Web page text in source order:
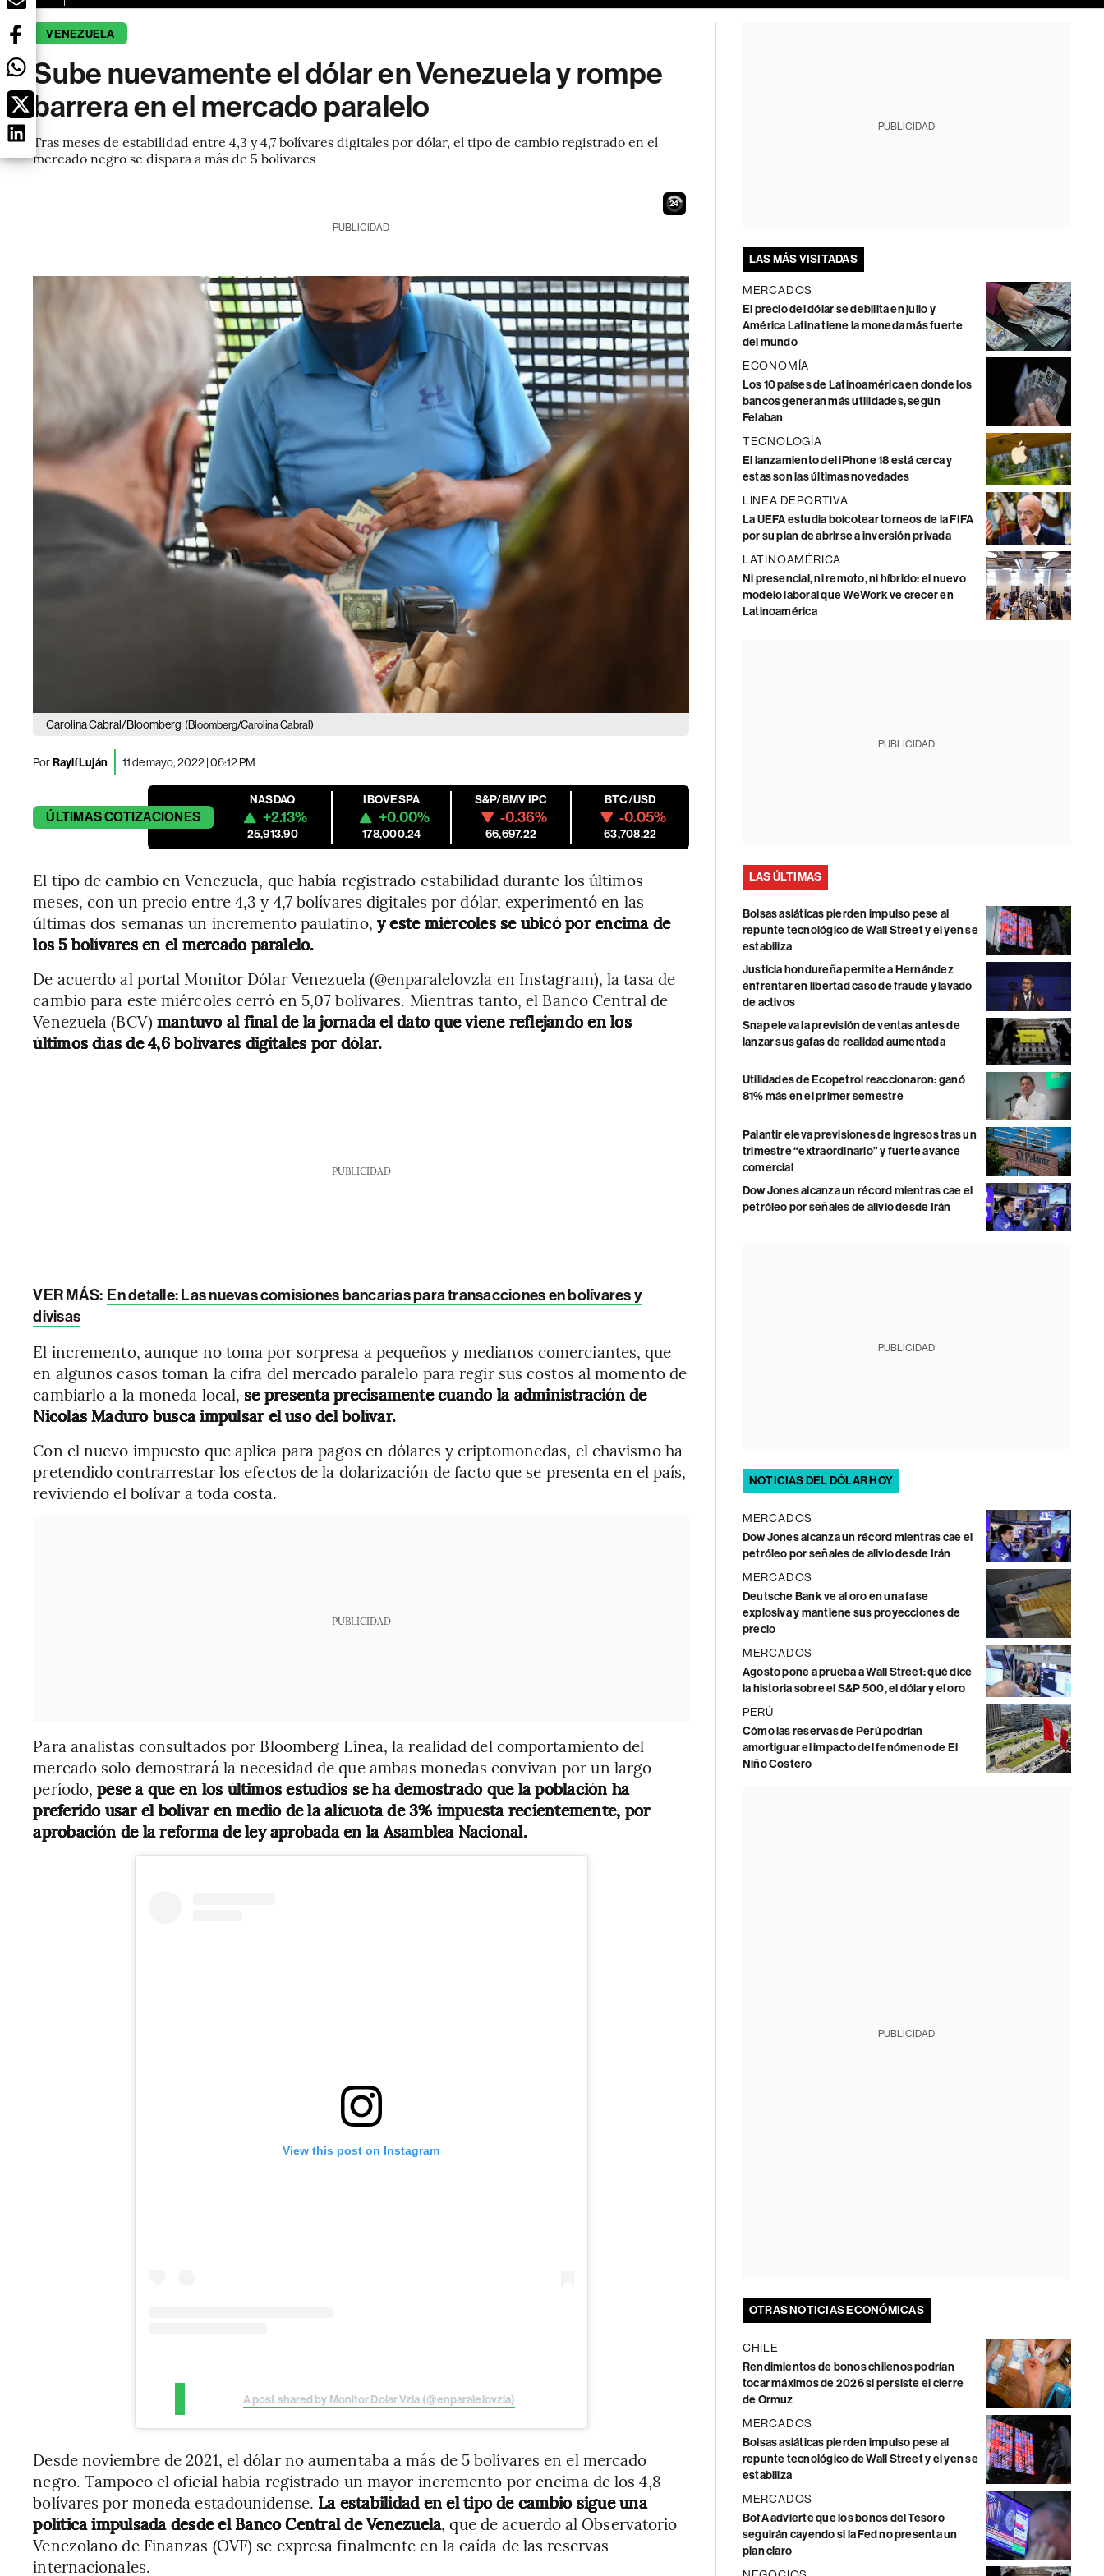
VENEZUELA
Sube nuevamente el dólar en Venezuela y rompe
barrera en el mercado paralelo
Tras meses de estabilidad entre 4,3 y 4,7 bolívares digitales por dólar, el tipo de cambio registrado en el
mercado negro se dispara a más de 5 bolívares
23
PUBLICIDAD
Carolina Cabral/Bloomberg (Bloomberg/Carolina Cabral)
PorRaylí Luján 11 de mayo, 2022 | 06:12 PM
ÚLTIMASCOTIZACIONES
NASDAQ
+2.13%
25,913.90
IBOVESPA
+0.00%
178,000.24
S&P/BMV IPC
-0.36%
66,697.22
BTC/USD
-0.05%
63,708.22
El tipo de cambio en Venezuela, que había registrado estabilidad durante los últimos
meses, con un precio entre 4,3 y 4,7 bolívares digitales por dólar, experimentó en las
últimas dos semanas un incremento paulatino, y este miércoles se ubicó por encima de
los 5 bolívares en el mercado paralelo.
De acuerdo al portal Monitor Dólar Venezuela (@enparalelovzla en Instagram), la tasa de
cambio para este miércoles cerró en 5,07 bolívares. Mientras tanto, el Banco Central de
Venezuela (BCV) mantuvo al final de la jornada el dato que viene reflejando en los
últimos días de 4,6 bolívares digitales por dólar.
PUBLICIDAD
VER MÁS: En detalle: Las nuevas comisiones bancarias para transacciones en bolívares y
divisas
El incremento, aunque no toma por sorpresa a pequeños y medianos comerciantes, que
en algunos casos toman la cifra del mercado paralelo para regir sus costos al momento de
cambiarlo a la moneda local, se presenta precisamente cuando la administración de
Nicolás Maduro busca impulsar el uso del bolívar.
Con el nuevo impuesto que aplica para pagos en dólares y criptomonedas, el chavismo ha
pretendido contrarrestar los efectos de la dolarización de facto que se presenta en el país,
reviviendo el bolívar a toda costa.
PUBLICIDAD
Para analistas consultados por Bloomberg Línea, la realidad del comportamiento del
mercado solo demostrará la necesidad de que ambas monedas convivan por un largo
período,pese a que en los últimos estudios se ha demostrado que la población ha
preferido usar el bolívar en medio de la alícuota de 3% impuesta recientemente, por
aprobación de la reforma de ley aprobada en la Asamblea Nacional.
View this post on Instagram
A post shared by Monitor Dolar Vzla (@enparalelovzla)
Desde noviembre de 2021, el dólar no aumentaba a más de 5 bolívares en el mercado
negro. Tampoco el oficial había registrado un mayor incremento por encima de los 4,8
bolívares por moneda estadounidense. La estabilidad en el tipo de cambio sigue una
política impulsada desde el Banco Central de Venezuela, que de acuerdo al Observatorio
Venezolano de Finanzas (OVF) se expresa finalmente en la caída de las reservas
internacionales.
PUBLICIDAD
LAS MÁS VISITADAS
MERCADOS
El precio del dólar se debilita en julio y
América Latina tiene la moneda más fuerte
del mundo
ECONOMÍA
Los 10 países de Latinoamérica en donde los
bancos generan más utilidades, según
Felaban
TECNOLOGÍA
El lanzamiento del iPhone 18 está cerca y
estas son las últimas novedades
LÍNEA DEPORTIVA
La UEFA estudia boicotear torneos de la FIFA
por su plan de abrirse a inversión privada
LATINOAMÉRICA
Ni presencial, ni remoto, ni híbrido: el nuevo
modelo laboral que WeWork ve crecer en
Latinoamérica
PUBLICIDAD
LAS ÚLTIMAS
Bolsas asiáticas pierden impulso pese al
repunte tecnológico de Wall Street y el yen se
estabiliza
Justicia hondureña permite a Hernández
enfrentar en libertad caso de fraude y lavado
de activos
Snap eleva la previsión de ventas antes de
lanzar sus gafas de realidad aumentada
Utilidades de Ecopetrol reaccionaron: ganó
81% más en el primer semestre
Palantir eleva previsiones de ingresos tras un
trimestre “extraordinario” y fuerte avance
comercial
Dow Jones alcanza un récord mientras cae el
petróleo por señales de alivio desde Irán
PUBLICIDAD
NOTICIAS DEL DÓLAR HOY
MERCADOS
Dow Jones alcanza un récord mientras cae el
petróleo por señales de alivio desde Irán
MERCADOS
Deutsche Bank ve al oro en una fase
explosiva y mantiene sus proyecciones de
precio
MERCADOS
Agosto pone a prueba a Wall Street: qué dice
la historia sobre el S&P 500, el dólar y el oro
PERÚ
Cómo las reservas de Perú podrían
amortiguar el impacto del fenómeno de El
Niño Costero
PUBLICIDAD
OTRAS NOTICIAS ECONÓMICAS
CHILE
Rendimientos de bonos chilenos podrían
tocar máximos de 2026 si persiste el cierre
de Ormuz
MERCADOS
Bolsas asiáticas pierden impulso pese al
repunte tecnológico de Wall Street y el yen se
estabiliza
MERCADOS
BofA advierte que los bonos del Tesoro
seguirán cayendo si la Fed no presenta un
plan claro